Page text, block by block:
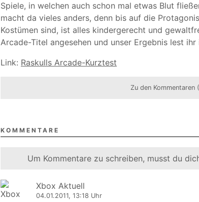
Spiele, in welchen auch schon mal etwas Blut
macht da vieles anders, denn bis auf die
Kostümen sind, ist alles kindergerecht und
Arcade-Titel angesehen und unser Ergebnis lest
Link: Raskulls Arcade-Kurztest
Zu den Kommentaren
KOMMENTARE
Um Kommentare zu schreiben, musst du
Xbox Aktuell
04.01.2011, 13:18 Uhr